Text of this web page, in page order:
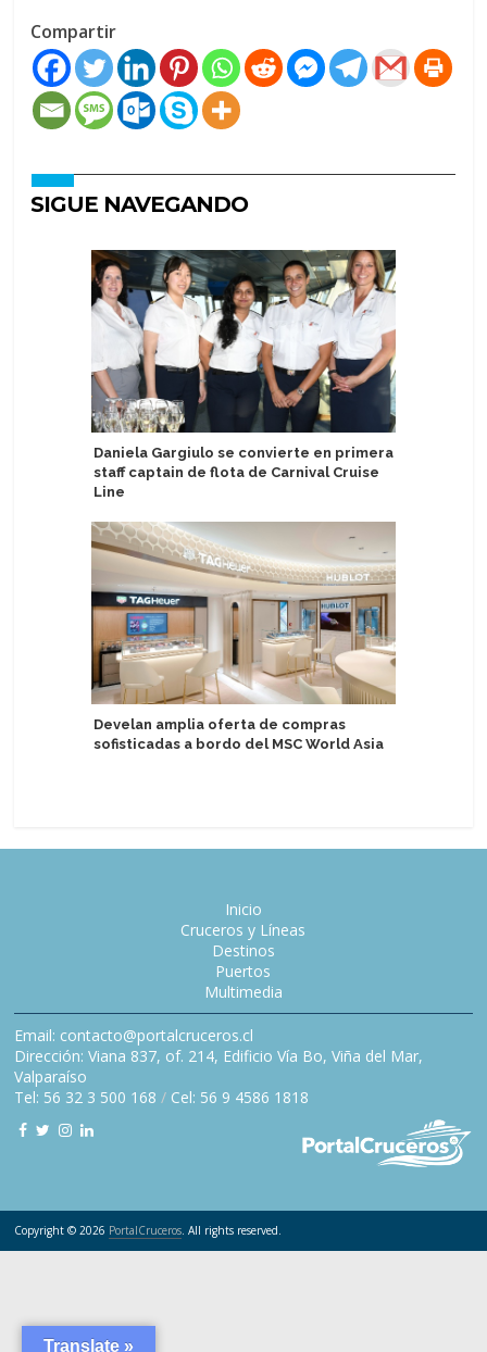
Compartir
SIGUE NAVEGANDO
Daniela Gargiulo se convierte en primera
staff captain de flota de Carnival Cruise
Line
Develan amplia oferta de compras
sofisticadas a bordo del MSC World Asia
Inicio
Cruceros y Líneas
Destinos
Puertos
Multimedia
Email: contacto@portalcruceros.cl
Dirección: Viana 837, of. 214, Edificio Vía Bo, Viña del Mar,
Valparaíso
Tel: 56 32 3 500 168 / Cel: 56 9 4586 1818
Copyright © 2026 PortalCruceros. All rights reserved.
Translate »